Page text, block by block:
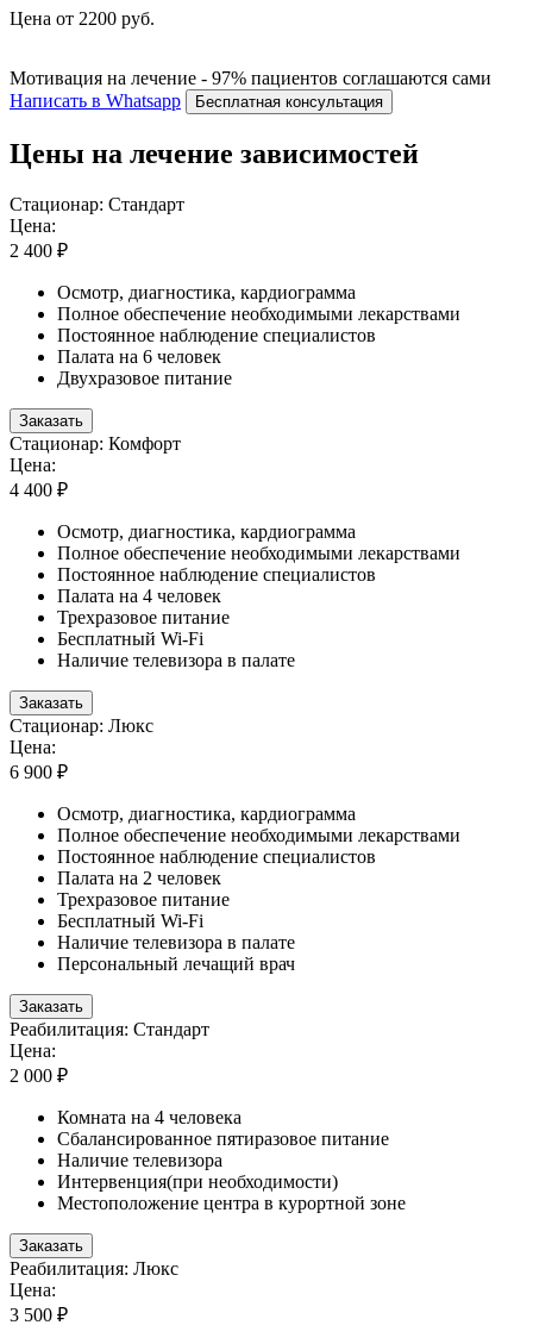
Цена от 2200 руб.
Мотивация на лечение - 97% пациентов соглашаются сами
Написать в Whatsapp
Бесплатная консультация
Цены на лечение зависимостей
Стационар: Стандарт
Цена:
2 400 ₽
Осмотр, диагностика, кардиограмма
Полное обеспечение необходимыми лекарствами
Постоянное наблюдение специалистов
Палата на 6 человек
Двухразовое питание
Заказать
Стационар: Комфорт
Цена:
4 400 ₽
Осмотр, диагностика, кардиограмма
Полное обеспечение необходимыми лекарствами
Постоянное наблюдение специалистов
Палата на 4 человек
Трехразовое питание
Бесплатный Wi-Fi
Наличие телевизора в палате
Заказать
Стационар: Люкс
Цена:
6 900 ₽
Осмотр, диагностика, кардиограмма
Полное обеспечение необходимыми лекарствами
Постоянное наблюдение специалистов
Палата на 2 человек
Трехразовое питание
Бесплатный Wi-Fi
Наличие телевизора в палате
Персональный лечащий врач
Заказать
Реабилитация: Стандарт
Цена:
2 000 ₽
Комната на 4 человека
Сбалансированное пятиразовое питание
Наличие телевизора
Интервенция(при необходимости)
Местоположение центра в курортной зоне
Заказать
Реабилитация: Люкс
Цена:
3 500 ₽